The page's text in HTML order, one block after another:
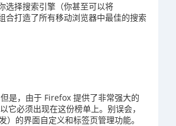
选择搜索引擎（你甚至可以将
打造了所有移动浏览器中最佳的搜索
是，由于 Firefox 提供了非常强大的
必须出现在这份榜单上。别误会，
的界面自定义和标签页管理功能。